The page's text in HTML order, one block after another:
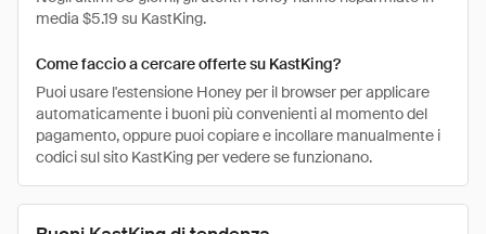
media $5.19 su KastKing.
Come faccio a cercare offerte su KastKing?
Puoi usare l'estensione Honey per il browser per applicare
automaticamente i buoni più convenienti al momento del
pagamento, oppure puoi copiare e incollare manualmente i
codici sul sito KastKing per vedere se funzionano.